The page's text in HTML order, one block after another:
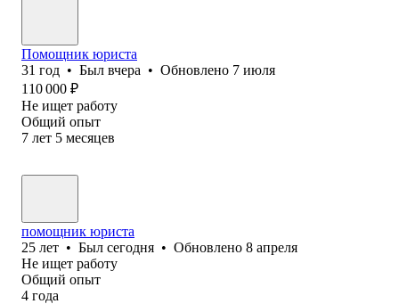
Помощник юриста
31 год • Был вчера • Обновлено 7 июля
110 000 ₽
Не ищет работу
Общий опыт
7 лет 5 месяцев
помощник юриста
25 лет • Был сегодня • Обновлено 8 апреля
Не ищет работу
Общий опыт
4 года